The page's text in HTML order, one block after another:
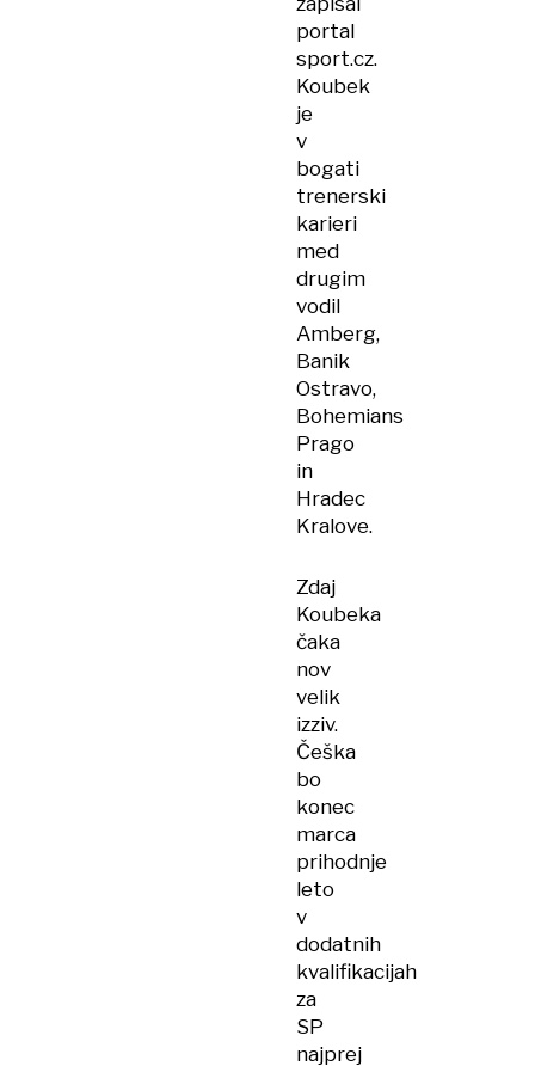
portal
sport.cz.
Koubek
je
v
bogati
trenerski
karieri
med
drugim
vodil
Amberg,
Banik
Ostravo,
Bohemians
Prago
in
Hradec
Kralove.
Zdaj
Koubeka
čaka
nov
velik
izziv.
Češka
bo
konec
marca
prihodnje
leto
v
dodatnih
kvalifikacijah
za
SP
najprej